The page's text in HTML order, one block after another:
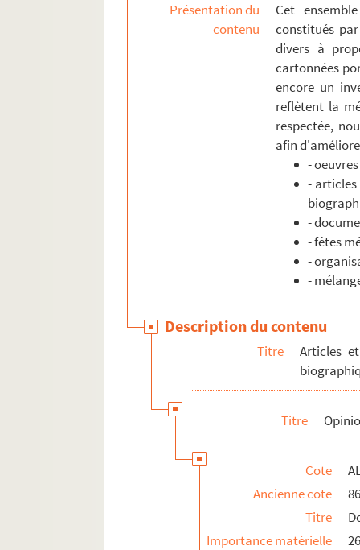
ALB 9.72. Le Provençal de Paris, 11
ALB 9.73. Coupures de presse
ALB 9.74. Articles relatifs à la
ALB 9.75. La Cigalo de la Garono.
ALB 9.76. Pélissier (Charles). -
ALB 9.77. Gubert (Joseph). - Les
Documents juridiques et comptables
Organisations syndicales et politiques
Présentation du
contenu
Cet
constitués
divers à
cartonnées
encore un
reflètent la
respectée,
afin
-
-
-
- fêtes
-
-
Description du contenu
Titre
Articles
Titre
Cote
Ancienne cote
Titre
Importance matérielle